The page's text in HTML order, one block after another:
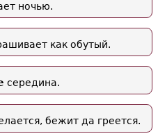
ночью.
как обутый.
середина.
бежит да греется.